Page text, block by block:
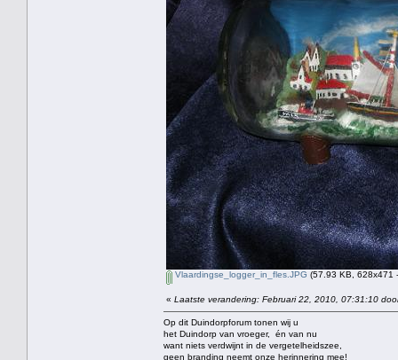
Vlaardingse_logger_in_fles.JPG (57.93 KB, 628x471
« Laatste verandering: Februari 22, 2010, 07:31:10
Op dit Duindorpforum tonen wij u
het Duindorp van vroeger, én van nu
want niets verdwijnt in de vergetelheidszee,
geen branding neemt onze herinnering mee!